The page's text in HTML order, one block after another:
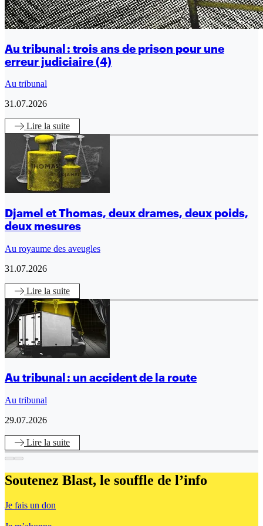
Au tribunal : trois ans de prison pour une
erreur judiciaire (4)
Au tribunal
31.07.2026
Lire la suite
Djamel et Thomas, deux drames, deux poids,
deux mesures
Au royaume des aveugles
31.07.2026
Lire la suite
Au tribunal : un accident de la route
Au tribunal
29.07.2026
Lire la suite
Soutenez Blast, le souffle de l’info
Je fais un don